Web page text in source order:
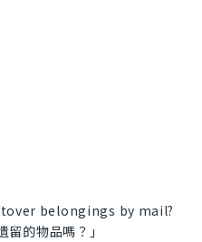
belongings by mail?
留的物品嗎？」